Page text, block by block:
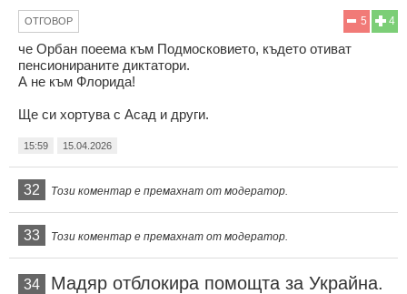
4
5
ОТГОВОР
че Орбан поеема към Подмосковието, където отиват
пенсионираните диктатори.
А не към Флорида!
Ще си хортува с Асад и други.
15:59 15.04.2026
32 Този коментар е премахнат от модератор.
33 Този коментар е премахнат от модератор.
34 Мадяр отблокира помощта за Украйна.